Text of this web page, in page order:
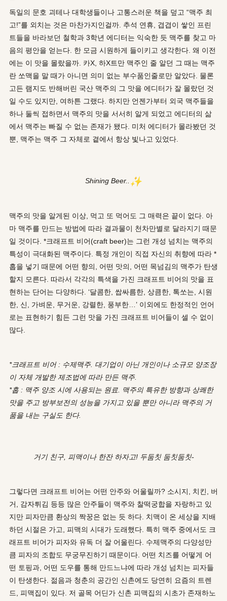
독일의 문호 괴테나 대학생들이나 고통스러운 책을 덮고 “맥주 최
고!”를 외치는 것은 마찬가지인걸까. 추석 연휴, 겹겹이 쌓인 프린
트들을 바라보던 철학과 3학년 에디터는 익숙한 듯 맥주를 찾고 마
음의 평안을 얻는다. 한 모금 시원하게 들이키고 생각한다. 왜 이전
에는 이 맛을 몰랐을까. 카X, 하X트만 맥주인 줄 알던 그 때는 맥주
란 쏘맥을 말 때가 아니면 의미 없는 부수품인줄로만 알았다. 물론
고든 램지도 반해버린 국산 맥주의 그 맛을 에디터가 잘 몰랐던 것
일 수도 있지만, 여하튼 그랬다. 하지만 언젠가부터 외국 맥주들을
하나 둘씩 접하면서 맥주의 맛을 서서히 알게 되었고 에디터의 삶
에서 맥주는 빠질 수 없는 존재가 됐다. 미처 에디터가 몰라봤던 것
뿐, 맥주는 맥주 그 자체로 곁에서 항상 빛나고 있었다.
Shining Beer.. ✨
맥주의 맛을 알게된 이상, 먹고 또 먹어도 그 매력은 끝이 없다. 아
마 맥주를 만드는 방법에 따라 결과물이 천차만별로 달라지기 때문
일 것이다. *크래프트 비어(craft beer)는 그런 개성 넘치는 맥주의
특성이 극대화된 맥주이다. 특정 개인이 직접 자신의 취향에 따라 *
홉을 넣기 때문에 어떤 향의, 어떤 맛의, 어떤 목넘김의 맥주가 탄생
할지 모른다. 따라서 각각의 특색을 가진 크래프트 비어의 맛을 표
현하는 단어는 다양하다. ‘달콤한, 쌉싸름한, 상큼한, 톡쏘는, 시원
한, 신, 가벼운, 무거운, 강렬한, 풍부한…’ 이외에도 한정적인 언어
로는 표현하기 힘든 그런 맛을 가진 크래프트 비어들이 셀 수 없이
많다.
*크래프트 비어 : 수제맥주. 대기업이 아닌 개인이나 소규모 양조장
이 자체 개발한 제조법에 따라 만든 맥주.
*홉 : 맥주 양조 시에 사용되는 원료. 맥주의 특유한 방향과 상쾌한
맛을 주고 방부보전의 성능을 가지고 있을 뿐만 아니라 맥주의 거
품을 내는 구실도 한다.
거기 친구, 피맥이나 한잔 하자고! 두둠칫 둠칫둠칫-
그렇다면 크래프트 비어는 어떤 안주와 어울릴까? 소시지, 치킨, 버
거, 감자튀김 등등 많은 안주들이 맥주와 찰떡궁합을 자랑하고 있
지만 피자만큼 환상의 짝꿍은 없는 듯 하다. 치맥이 온 세상을 지배
하던 시절은 가고, 피맥의 시대가 도래했다. 특히 맥주 중에서도 크
래프트 비어가 피자와 유독 더 잘 어울린다. 수제맥주의 다양성만
큼 피자의 조합도 무궁무진하기 때문이다. 어떤 치즈를 어떻게 어
떤 토핑과, 어떤 도우를 통해 만드느냐에 따라 개성 넘치는 피자들
이 탄생한다. 젊음과 청춘의 공간인 신촌에도 당연히 요즘의 트렌
드, 피맥집이 있다. 저 골목 어딘가 신촌 피맥집의 시초가 존재하노